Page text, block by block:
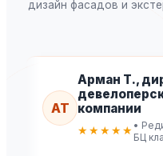
дизайн фасадов и
АТ
Арман Т.,
компании
★★★★★ •
БЦ